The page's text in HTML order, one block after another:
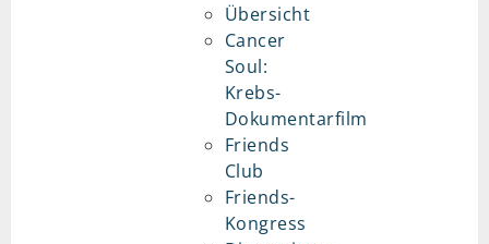
Übersicht
Cancer
Soul:
Krebs-
Dokumentarfilm
Friends
Club
Friends-
Kongress